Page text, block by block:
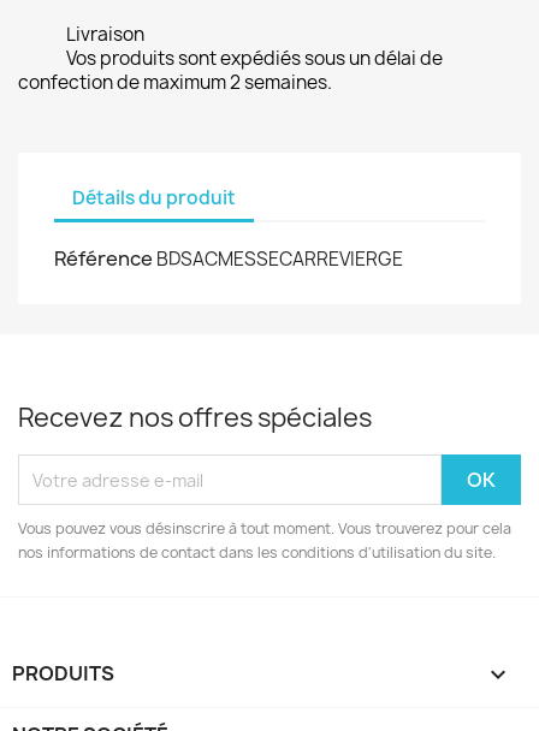
Livraison
Vos produits sont expédiés sous un délai de
confection de maximum 2 semaines.
Détails du produit
Référence BDSACMESSECARREVIERGE
Recevez nos offres spéciales
Vous pouvez vous désinscrire à tout moment. Vous trouverez pour cela
nos informations de contact dans les conditions d'utilisation du site.
PRODUITS 